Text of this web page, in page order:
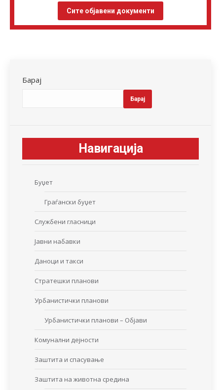
Сите објавени документи
Барај
Барај
Навигација
Буџет
Граѓански буџет
Службени гласници
Јавни набавки
Даноци и такси
Стратешки планови
Урбанистички планови
Урбанистички планови – Објави
Комунални дејности
Заштита и спасување
Заштита на животна средина